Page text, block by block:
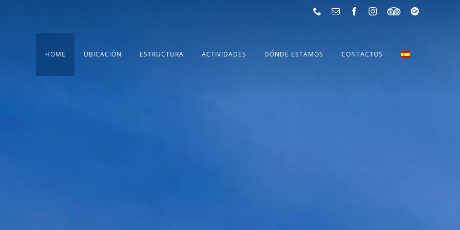
PhoneEmail FacebookInstagram
TripadvisorSpotify
HOME UBICACIÓN ESTRUCTURA ACTIVIDADES DÓNDE ESTAMOS CONTACTOS